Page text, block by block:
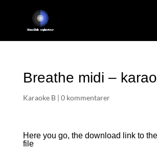
Breathe midi –
Karaoke B| 0 kommentarer
Here you go, the download link to
file